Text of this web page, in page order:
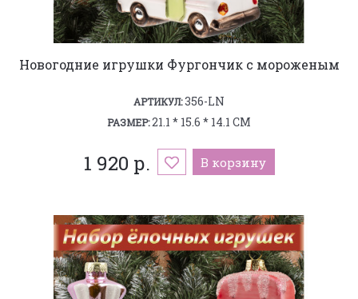
Новогодние игрушки Фургончик с мороженым
АРТИКУЛ:356-LN
РАЗМЕР:21.1 * 15.6 * 14.1 СМ
1 920 р. В корзину